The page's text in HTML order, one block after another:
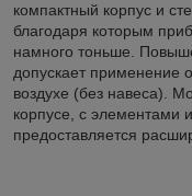
компактный корпус и
благодаря которым
намного тоньше.
допускает применение
воздухе (без навеса).
корпусе, с элементами
предоставляется